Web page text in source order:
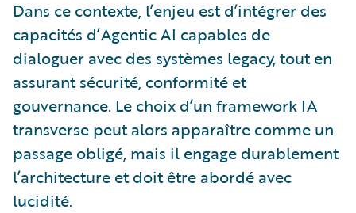
Dans ce contexte, l’enjeu est d’intégrer des
capacités d’Agentic AI capables de
dialoguer avec des systèmes legacy, tout en
assurant sécurité, conformité et
gouvernance. Le choix d’un framework IA
transverse peut alors apparaître comme un
passage obligé, mais il engage durablement
l’architecture et doit être abordé avec
lucidité.